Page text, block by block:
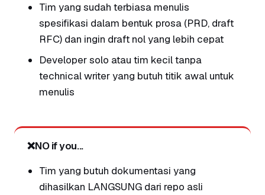
Tim yang sudah terbiasa menulis
spesifikasi dalam bentuk prosa (PRD, draft
RFC) dan ingin draft nol yang lebih cepat
Developer solo atau tim kecil tanpa
technical writer yang butuh titik awal untuk
menulis
❌NO if you...
Tim yang butuh dokumentasi yang
dihasilkan LANGSUNG dari repo asli